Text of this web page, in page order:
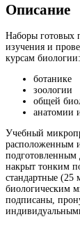
Описание
Наборы готовых
изучения и
курсам биологии:
ботанике
зоологии
общей
анатомии
Учебный
расположенным
подготовленным
накрыт тонким
стандартные
биологическим
подписаны,